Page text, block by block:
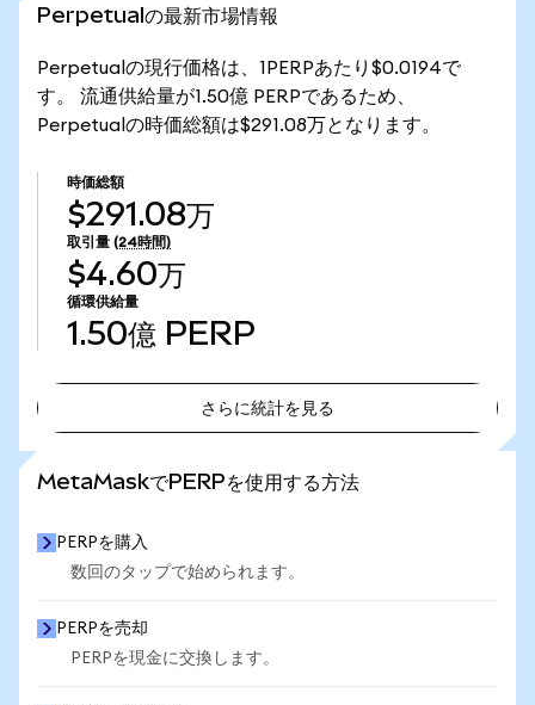
Perpetualの最新市場情報
Perpetualの現行価格は、1PERPあたり$0.0194で
す。 流通供給量が1.50億 PERPであるため、
Perpetualの時価総額は$291.08万となります。
時価総額
$291.08万
取引量 (24時間)
$4.60万
循環供給量
1.50億 PERP
さらに統計を見る
MetaMaskでPERPを使用する方法
PERPを購入
数回のタップで始められます。
PERPを売却
PERPを現金に交換します。